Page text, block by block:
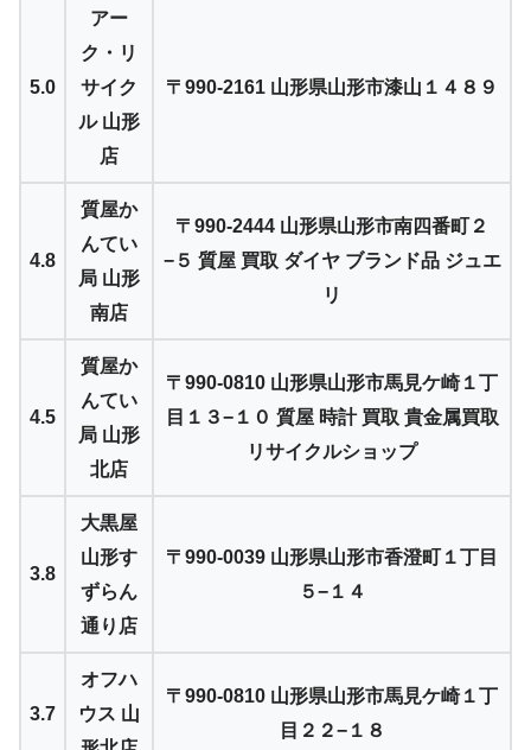
5.0
アー
ク・リ
サイク
ル 山形
店
〒990-2161 山形県山形市漆山１４８９
4.8
質屋か
んてい
局 山形
南店
〒990-2444 山形県山形市南四番町２
−５ 質屋 買取 ダイヤ ブランド品 ジュエ
リ
4.5
質屋か
んてい
局 山形
北店
〒990-0810 山形県山形市馬見ケ崎１丁
目１３−１０ 質屋 時計 買取 貴金属買取
リサイクルショップ
3.8
大黒屋
山形す
ずらん
通り店
〒990-0039 山形県山形市香澄町１丁目
５−１４
3.7
オフハ
ウス 山
〒990-0810 山形県山形市馬見ケ崎１丁
目２２−１８